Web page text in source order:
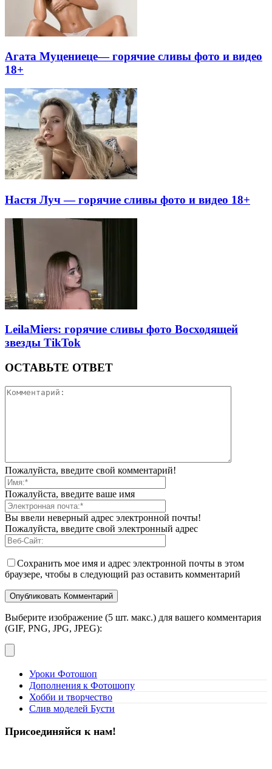
Агата Муцениеце— горячие сливы фото и видео
18+
Настя Луч — горячие сливы фото и видео 18+
LeilaMiers: горячие сливы фото Восходящей
звезды TikTok
ОСТАВЬТЕ ОТВЕТ
Пожалуйста, введите свой комментарий!
Пожалуйста, введите ваше имя
Вы ввели неверный адрес электронной почты!
Пожалуйста, введите свой электронный адрес
Сохранить мое имя и адрес электронной почты в этом
браузере, чтобы в следующий раз оставить комментарий
Выберите изображение (5 шт. макс.) для вашего комментария
(GIF, PNG, JPG, JPEG):
Уроки Фотошоп
Дополнения к Фотошопу
Хобби и творчество
Слив моделей Бусти
Присоединяйся к нам!